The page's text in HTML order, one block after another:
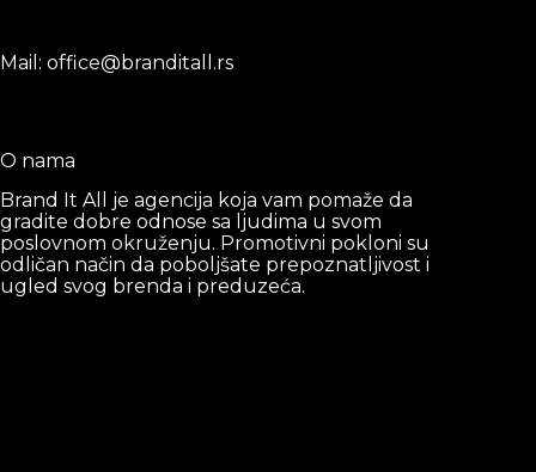
Mail: office@branditall.rs
O nama
Brand It All je agencija koja vam pomaže da
gradite dobre odnose sa ljudima u svom
poslovnom okruženju. Promotivni pokloni su
odličan način da poboljšate prepoznatljivost i
ugled svog brenda i preduzeća.